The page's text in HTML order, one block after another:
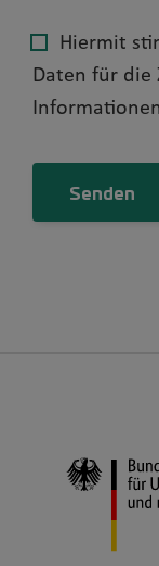
Hiermit
Daten für die